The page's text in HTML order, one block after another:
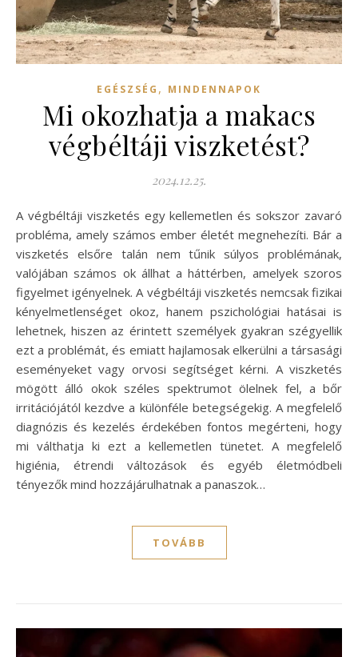
EGÉSZSÉG , MINDENNAPOK
Mi okozhatja a makacs
végbéltáji viszketést?
2024.12.25.
A végbéltáji viszketés egy kellemetlen és sokszor zavaró
probléma, amely számos ember életét megnehezíti. Bár a
viszketés elsőre talán nem tűnik súlyos problémának,
valójában számos ok állhat a háttérben, amelyek szoros
figyelmet igényelnek. A végbéltáji viszketés nemcsak fizikai
kényelmetlenséget okoz, hanem pszichológiai hatásai is
lehetnek, hiszen az érintett személyek gyakran szégyellik
ezt a problémát, és emiatt hajlamosak elkerülni a társasági
eseményeket vagy orvosi segítséget kérni. A viszketés
mögött álló okok széles spektrumot ölelnek fel, a bőr
irritációjától kezdve a különféle betegségekig. A megfelelő
diagnózis és kezelés érdekében fontos megérteni, hogy
mi válthatja ki ezt a kellemetlen tünetet. A megfelelő
higiénia, étrendi változások és egyéb életmódbeli
tényezők mind hozzájárulhatnak a panaszok…
TOVÁBB